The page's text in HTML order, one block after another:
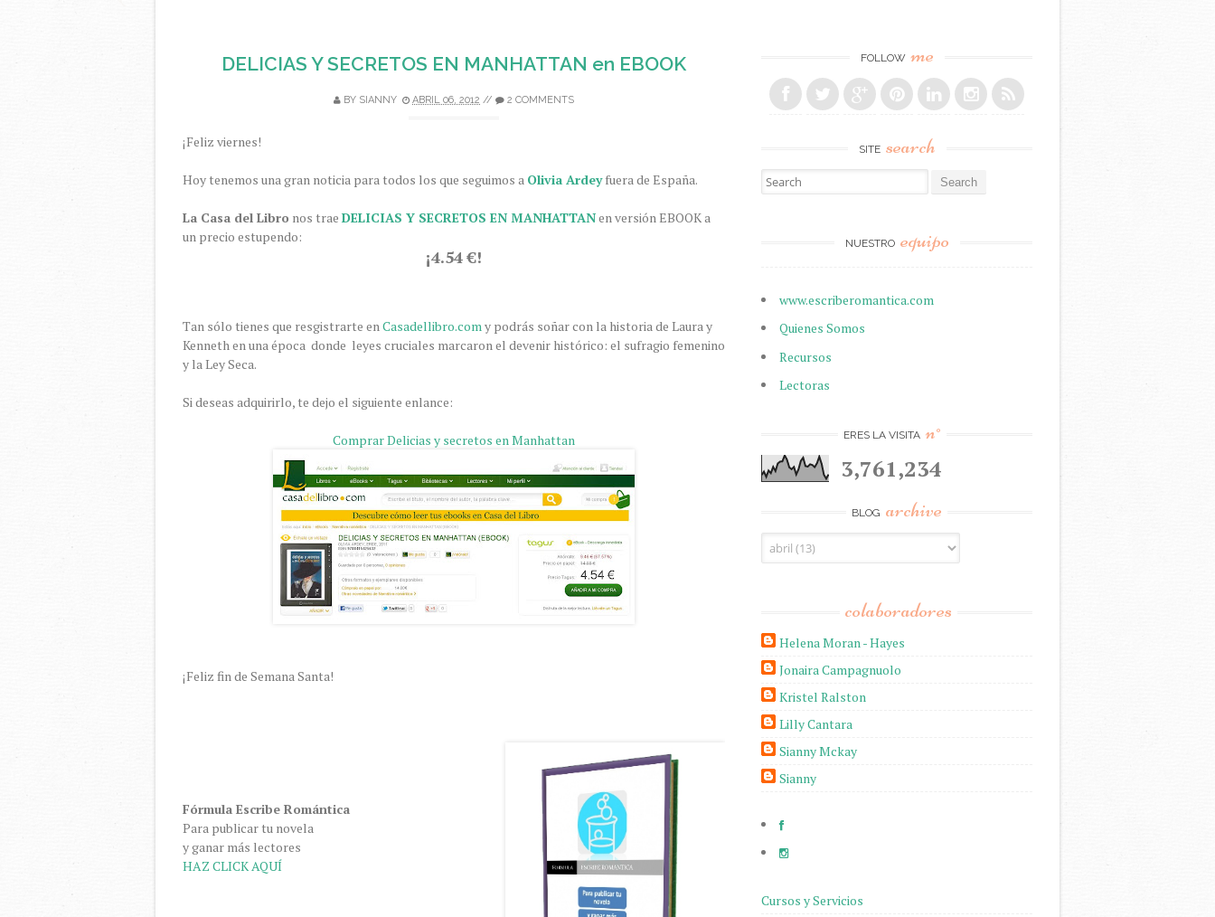
DELICIAS Y SECRETOS EN MANHATTAN en EBOOK
BY SIANNY ABRIL 06, 2012 // 2 COMMENTS
¡Feliz viernes!
Hoy tenemos una gran noticia para todos los que seguimos a Olivia Ardeyfuera de España.
La Casa del Libro nos trae DELICIAS Y SECRETOS EN MANHATTANen versión EBOOK a
un precio estupendo:
¡4.54 €!
Tan sólo tienes que resgistrarte enCasadellibro.comy podrás soñar con la historia de Laura y
Kenneth en una época donde leyes cruciales marcaron el devenir histórico: el sufragio femenino
y la Ley Seca.
Si deseas adquirirlo, te dejo el siguiente enlance:
Comprar Delicias y secretos en Manhattan
¡Feliz fin de Semana Santa!
Fórmula Escribe Romántica
Para publicar tu novela
y ganar más lectores
HAZ CLICKAQUÍ
FOLLOW me
SITE search
Search for:
NUESTRO equipo
www.escriberomantica.com
Quienes Somos
Recursos
Lectoras
ERES LA VISITA n°
3,761,234
BLOG archive
colaboradores
Helena Moran - Hayes
Jonaira Campagnuolo
Kristel Ralston
Lilly Cantara
Sianny Mckay
Sianny
Cursos y Servicios